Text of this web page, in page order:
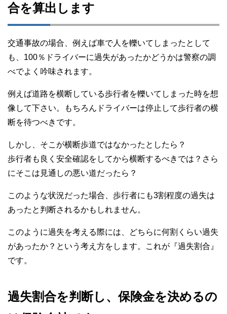
合を算出します
交通事故の場合、例えば車で人を轢いてしまったとして
も、100％ドライバーに過失があったかどうかは警察の調
べでよく吟味されます。
例えば道路を横断している歩行者を轢いてしまった時を想
像して下さい。もちろんドライバーは停止して歩行者の横
断を待つべきです。
しかし、そこが横断歩道ではなかったとしたら？
歩行者も良く安全確認をしてから横断するべきでは？さら
にそこは見通しの悪い道だったら？
このような状況だった場合、歩行者にも3割程度の過失は
あったと判断されるかもしれません。
このように過失を考える際には、どちらに何割くらい過失
があったか？という考え方をします。これが『過失割合』
です。
過失割合を判断し、保険金を決めるの